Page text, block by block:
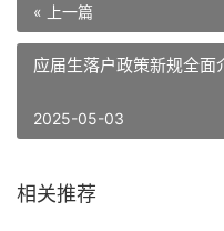
« 上一篇
应届生落户政策新规全面
2025-05-03
相关推荐